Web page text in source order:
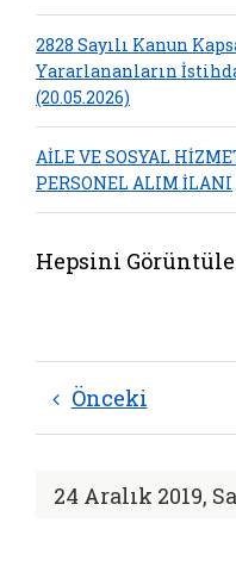
2828 Sayılı Kanun
Yararlananların
(20.05.2026)
AİLE VE SOSYAL
PERSONEL ALIM İLANI
Hepsini Görüntüle
Önceki
24 Aralık 2019,